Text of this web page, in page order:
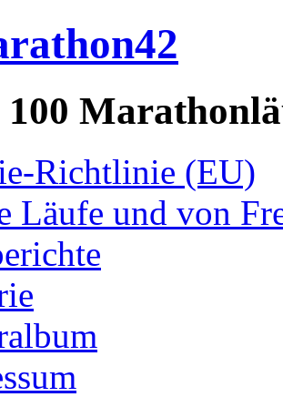
100
Richtlinie (EU)
Läufe und von